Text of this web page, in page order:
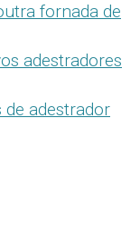
fornada de
adestradores
de adestrador